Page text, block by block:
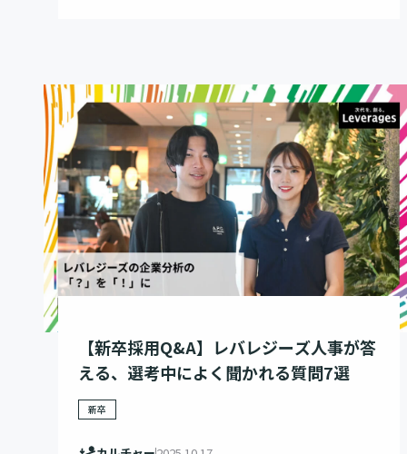
【新卒採用Q&A】レバレジーズ人事が答
える、選考中によく聞かれる質問7選
新卒